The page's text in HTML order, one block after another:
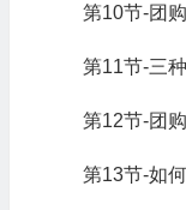
第10节-团
第11节-三
第12节-团
第13节-如